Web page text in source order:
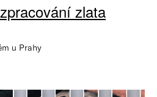
zlata
u Prahy